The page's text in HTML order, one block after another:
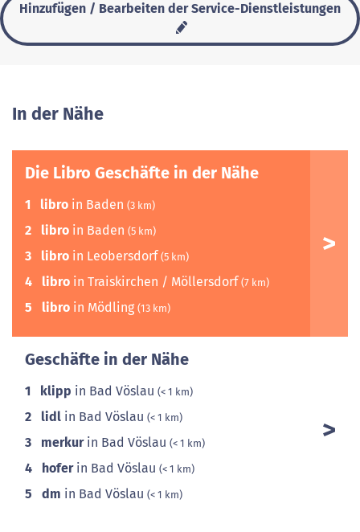
Hinzufügen / Bearbeiten der Service-Dienstleistungen
In der Nähe
Die Libro Geschäfte in der Nähe
1 libro in Baden (3 km)
2 libro in Baden (5 km)
3 libro in Leobersdorf (5 km)
4 libro in Traiskirchen / Möllersdorf (7 km)
5 libro in Mödling (13 km)
Geschäfte in der Nähe
1 klipp in Bad Vöslau (< 1 km)
2 lidl in Bad Vöslau (< 1 km)
3 merkurin Bad Vöslau (< 1 km)
4 hoferin Bad Vöslau (< 1 km)
5 dm in Bad Vöslau (< 1 km)